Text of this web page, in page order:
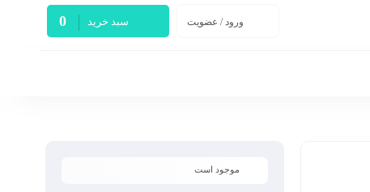
ورود / عضویت سبد خرید 0
موجود است